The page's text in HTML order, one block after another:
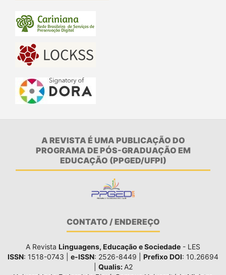
A REVISTA É UMA PUBLICAÇÃO DO
PROGRAMA DE PÓS-GRADUAÇÃO EM
EDUCAÇÃO (PPGED/UFPI)
CONTATO / ENDEREÇO
A Revista Linguagens, Educação e Sociedade - LES
ISSN: 1518-0743 | e-ISSN: 2526-8449 | Prefixo DOI: 10.26694
Qualis: A2